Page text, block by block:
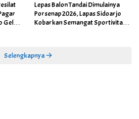
Gelar
Lepas Balon Tandai Dimulainya
Porsenap 2026, Lapas Sidoarjo
Kobarkan Semangat Sportivitas
Selengkapnya